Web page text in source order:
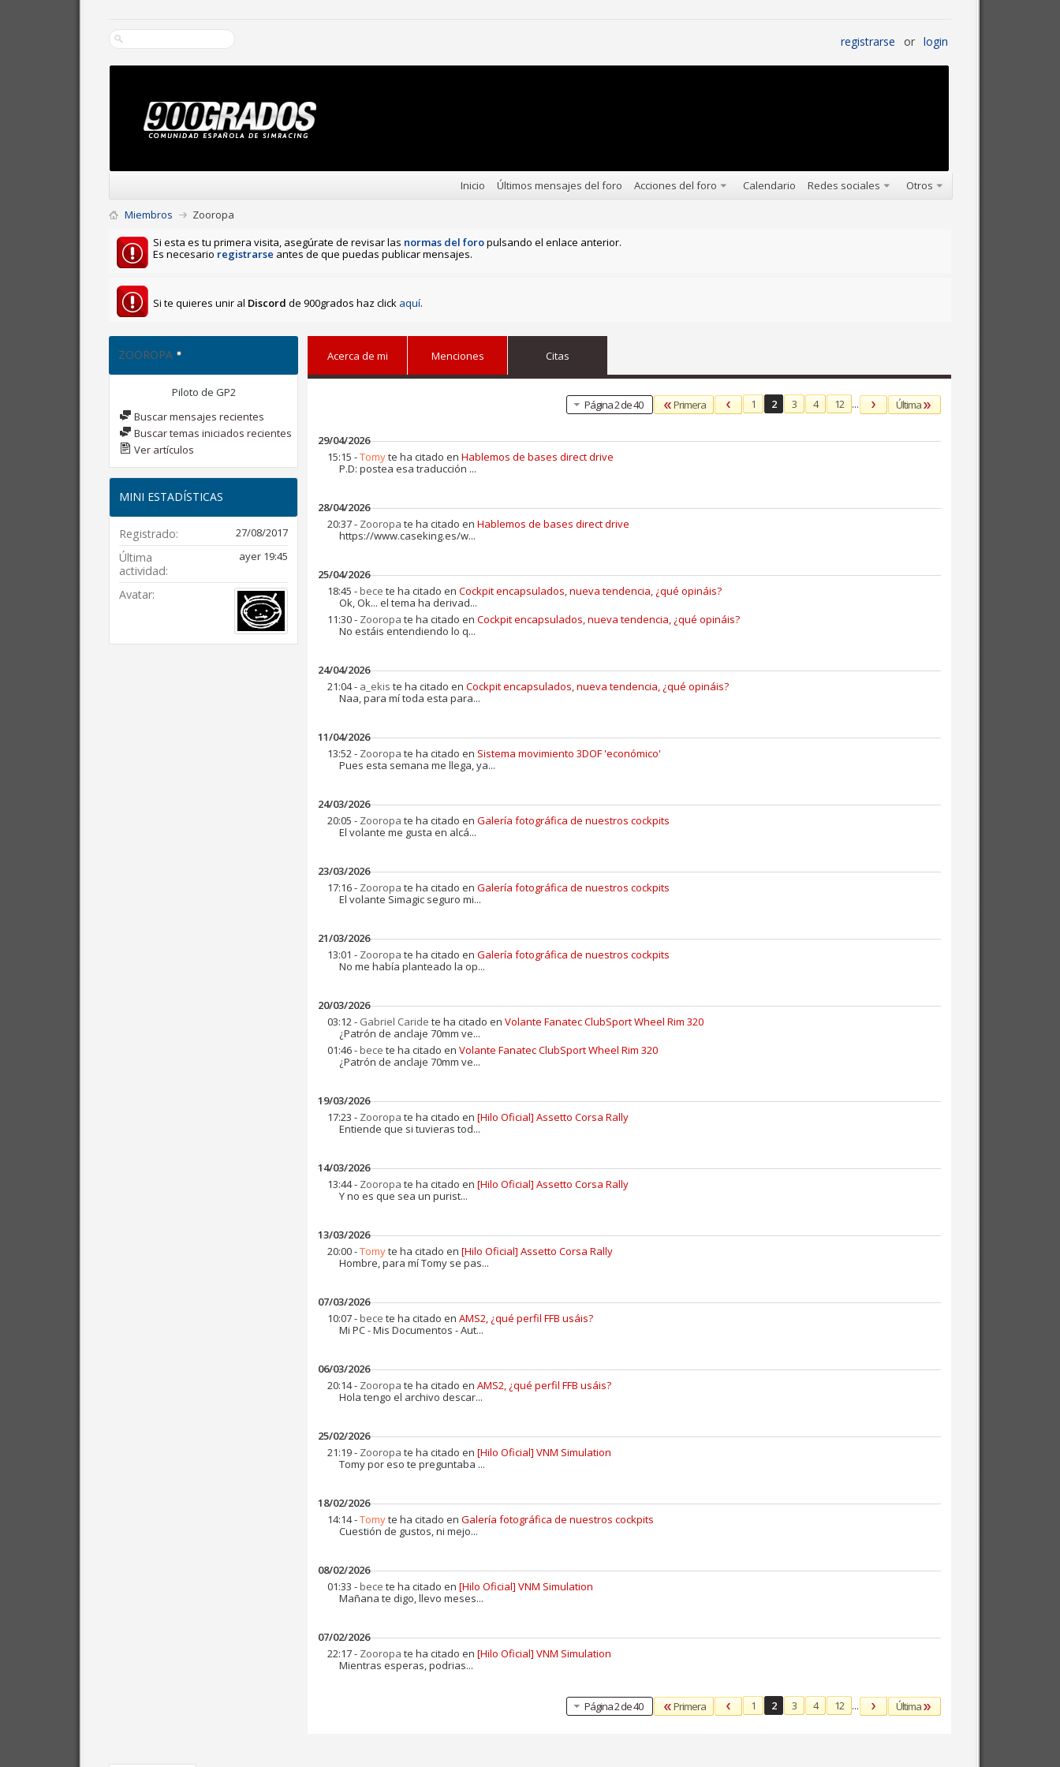
registrarse or login
Inicio Últimos mensajes del foro Acciones del foro Calendario Redes sociales Otros
Miembros
Zooropa
Si esta es tu primera visita, asegúrate de revisar las normas del foropulsando el enlace anterior.
Es necesario registrarse antes de que puedas publicar mensajes.
Si te quieres unir al Discord de 900grados haz click aquí.
ZOOROPA
Piloto de GP2
Buscar mensajes recientes
Buscar temas iniciados recientes
Ver artículos
MINI ESTADÍSTICAS
Registrado 27/08/2017
Última
actividad
ayer 19:45
Avatar
Acerca de mi Menciones Citas
Página 2 de 40 Primera 1 2 3 4 12 ... Última
29/04/2026
15:15 -Tomyte ha citado en Hablemos de bases direct drive
P.D: postea esa traducción ...
28/04/2026
20:37 - Zooropa te ha citado en Hablemos de bases direct drive
https://www.caseking.es/w...
25/04/2026
18:45 - bece te ha citado en Cockpit encapsulados, nueva tendencia, ¿qué opináis?
Ok, Ok... el tema ha derivad...
11:30 - Zooropa te ha citado en Cockpit encapsulados, nueva tendencia, ¿qué opináis?
No estáis entendiendo lo q...
24/04/2026
21:04 - a_ekis te ha citado en Cockpit encapsulados, nueva tendencia, ¿qué opináis?
Naa, para mí toda esta para...
11/04/2026
13:52 - Zooropa te ha citado en Sistema movimiento 3DOF 'económico'
Pues esta semana me llega, ya...
24/03/2026
20:05 - Zooropa te ha citado en Galería fotográfica de nuestros cockpits
El volante me gusta en alcá...
23/03/2026
17:16 - Zooropa te ha citado en Galería fotográfica de nuestros cockpits
El volante Simagic seguro mi...
21/03/2026
13:01 - Zooropa te ha citado en Galería fotográfica de nuestros cockpits
No me había planteado la op...
20/03/2026
03:12 - Gabriel Caride te ha citado en Volante Fanatec ClubSport Wheel Rim 320
¿Patrón de anclaje 70mm ve...
01:46 - bece te ha citado en Volante Fanatec ClubSport Wheel Rim 320
¿Patrón de anclaje 70mm ve...
19/03/2026
17:23 - Zooropa te ha citado en [Hilo Oficial] Assetto Corsa Rally
Entiende que si tuvieras tod...
14/03/2026
13:44 - Zooropa te ha citado en [Hilo Oficial] Assetto Corsa Rally
Y no es que sea un purist...
13/03/2026
20:00 -Tomyte ha citado en [Hilo Oficial] Assetto Corsa Rally
Hombre, para mí Tomy se pas...
07/03/2026
10:07 - bece te ha citado en AMS2, ¿qué perfil FFB usáis?
Mi PC - Mis Documentos - Aut...
06/03/2026
20:14 - Zooropa te ha citado en AMS2, ¿qué perfil FFB usáis?
Hola tengo el archivo descar...
25/02/2026
21:19 - Zooropa te ha citado en [Hilo Oficial] VNM Simulation
Tomy por eso te preguntaba ...
18/02/2026
14:14 -Tomyte ha citado en Galería fotográfica de nuestros cockpits
Cuestión de gustos, ni mejo...
08/02/2026
01:33 - bece te ha citado en [Hilo Oficial] VNM Simulation
Mañana te digo, llevo meses...
07/02/2026
22:17 - Zooropa te ha citado en [Hilo Oficial] VNM Simulation
Mientras esperas, podrias...
Página 2 de 40 Primera 1 2 3 4 12 ... Última